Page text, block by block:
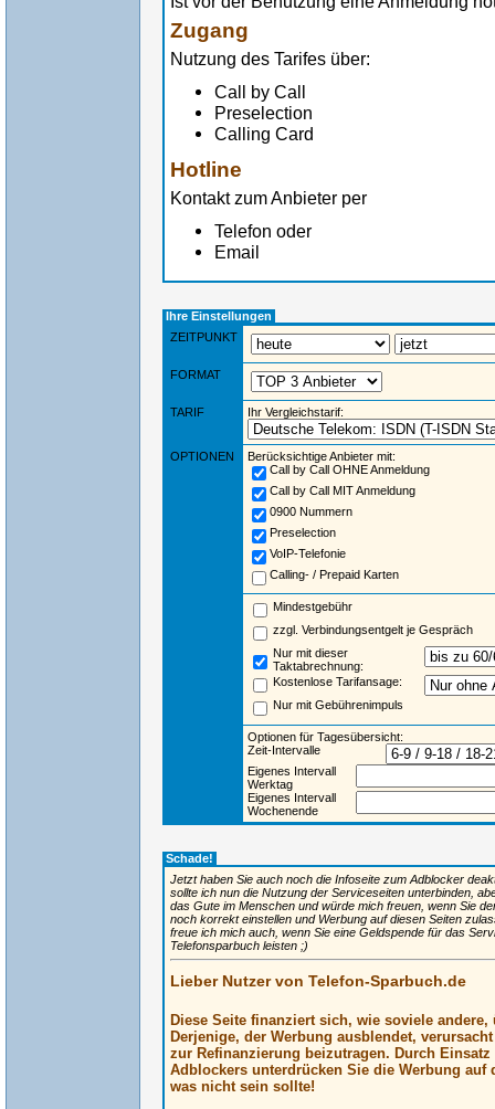
Zugang
Nutzung des Tarifes über:
Call by Call
Preselection
Calling Card
Hotline
Kontakt zum Anbieter per
Telefon oder
Email
Ihre Einstellungen
ZEITPUNKT
FORMAT
TARIF Ihr Vergleichstarif:
OPTIONEN
Berücksichtige Anbieter mit:
Call by Call OHNE Anmeldung
Call by Call MIT Anmeldung
0900 Nummern
Preselection
VoIP-Telefonie
Calling- / Prepaid Karten
Mindestgebühr
zzgl. Verbindungsentgelt je Gespräch
Nur mit dieser
Taktabrechnung:
Kostenlose Tarifansage:
Nur mit Gebührenimpuls
Optionen für Tagesübersicht:
Zeit-Intervalle
Eigenes Intervall
Werktag
Eigenes Intervall
Wochenende
Schade!
Jetzt haben Sie auch noch die Infoseite zum Adblocker
sollte ich nun die Nutzung der Serviceseiten unterbinden,
das Gute im Menschen und würde mich freuen, wenn Sie
noch korrekt einstellen und Werbung auf diesen Seiten
freue ich mich auch, wenn Sie eine Geldspende für das
Telefonsparbuch leisten ;)
Lieber Nutzer von Telefon-Sparbuch.de
Diese Seite finanziert sich, wie soviele andere,
Derjenige, der Werbung ausblendet,
zur Refinanzierung beizutragen. Durch Einsatz
Adblockers unterdrücken Sie die Werbung auf
was nicht sein sollte!